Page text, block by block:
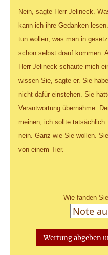
Nein, sagte Herr Jelineck.
kann ich ihre Gedanken
tun wollen, was man in
schon selbst drauf kommen.
Herr Jelineck schaute mich
wissen Sie, sagte er. Sie
nicht dafür einstehen. Sie
Verantwortung übernähme.
meinen, ich sollte
nein. Ganz wie Sie wollen.
von einem Tier.
Wie fanden